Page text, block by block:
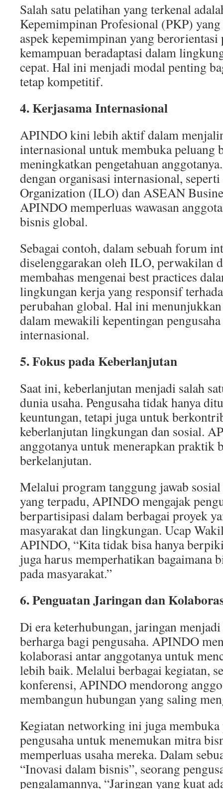
Salah satu pelatihan yang terkenal
Kepemimpinan Profesional (PKP)
aspek kepemimpinan yang berorientasi
kemampuan beradaptasi dalam
cepat. Hal ini menjadi modal penting
tetap kompetitif.
4. Kerjasama Internasional
APINDO kini lebih aktif dalam
internasional untuk membuka peluang
meningkatkan pengetahuan
dengan organisasi internasional,
Organization (ILO) dan ASEAN
APINDO memperluas wawasan
bisnis global.
Sebagai contoh, dalam sebuah forum
diselenggarakan oleh ILO, perwakilan
membahas mengenai best practices
lingkungan kerja yang responsif
perubahan global. Hal ini
dalam mewakili kepentingan
internasional.
5. Fokus pada Keberlanjutan
Saat ini, keberlanjutan menjadi salah
dunia usaha. Pengusaha tidak hanya
keuntungan, tetapi juga untuk
keberlanjutan lingkungan dan sosial.
anggotanya untuk menerapkan praktik
berkelanjutan.
Melalui program tanggung jawab
yang terpadu, APINDO mengajak
berpartisipasi dalam berbagai proyek
masyarakat dan lingkungan. Ucap
APINDO, “Kita tidak bisa hanya
juga harus memperhatikan bagaimana
pada masyarakat.”
6. Penguatan Jaringan dan
Di era keterhubungan, jaringan menjadi
berharga bagi pengusaha. APINDO
kolaborasi antar anggotanya untuk
lebih baik. Melalui berbagai kegiatan,
konferensi, APINDO mendorong
membangun hubungan yang saling
Kegiatan networking ini juga
pengusaha untuk menemukan mitra
memperluas usaha mereka. Dalam
“Inovasi dalam bisnis”, seorang
pengalamannya, “Jaringan yang kuat